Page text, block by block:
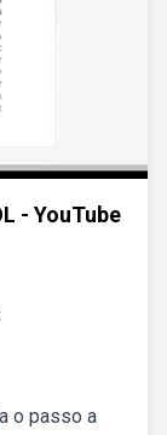
- YouTube
o passo a